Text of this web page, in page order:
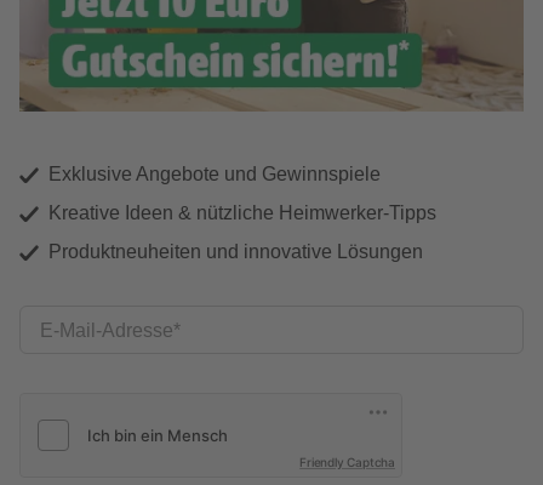
Exklusive Angebote und Gewinnspiele
Kreative Ideen & nützliche Heimwerker-Tipps
Produktneuheiten und innovative Lösungen
E-Mail-Adresse
Friendly Captcha